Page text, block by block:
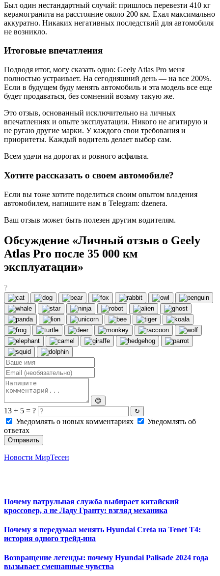
Был один нестандартный случай: пришлось перевезти 410 кг
керамогранита на расстояние около 200 км. Ехал максимально
аккуратно. Никаких негативных последствий для автомобиля
не возникло.
Итоговые впечатления
Подводя итог, могу сказать одно: Geely Atlas Pro меня
полностью устраивает. На сегодняшний день — на все 200%.
Если в будущем буду менять автомобиль и эта модель все еще
будет продаваться, без сомнений возьму такую же.
Это отзыв, основанный исключительно на личных
впечатлениях и опыте эксплуатации. Никого не агитирую и
не ругаю другие марки. У каждого свои требования и
приоритеты. Каждый водитель делает выбор сам.
Всем удачи на дорогах и ровного асфальта.
Хотите рассказать о своем автомобиле?
Если вы тоже хотите поделиться своим опытом владения
автомобилем, напишите нам в Telegram: dzenera.
Ваш отзыв может быть полезен другим водителям.
Обсуждение «Личный отзыв о Geely
Atlas Pro после 35 000 км
эксплуатации»
?
😊
13 + 5 = ? ↻
Уведомлять о новых комментариях
Уведомлять об
ответах
Отправить
Новости МирТесен
Почему патрульная служба выбирает китайский
кроссовер, а не Ладу Гранту: взгляд механика
Почему я передумал менять Hyundai Creta на Tenet T4:
история одного трейд-ина
Возвращение легенды: почему Hyundai Palisade 2024 года
вызывает смешанные чувства